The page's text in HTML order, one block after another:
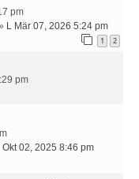
pm
L Mär 07, 2026 5:24 pm
1 2
pm
Okt 02, 2025 8:46 pm